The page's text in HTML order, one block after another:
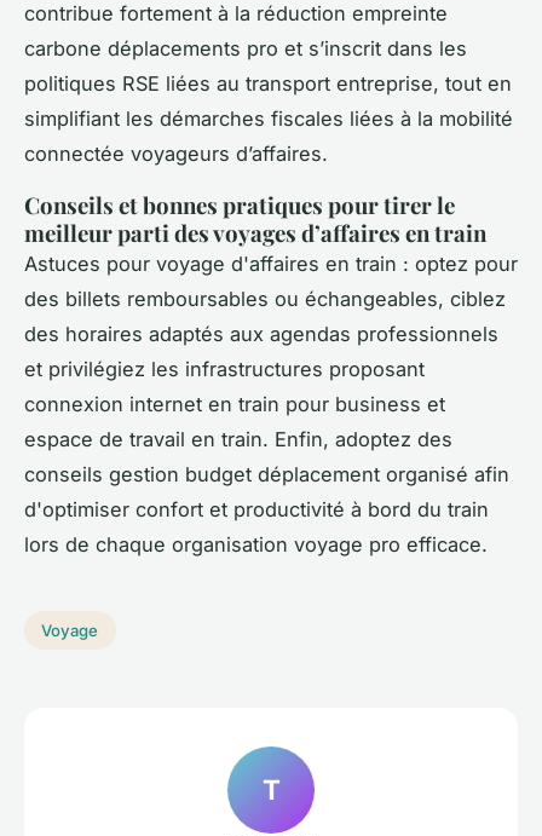
contribue fortement à la réduction empreinte
carbone déplacements pro et s’inscrit dans les
politiques RSE liées au transport entreprise, tout en
simplifiant les démarches fiscales liées à la mobilité
connectée voyageurs d’affaires.
Conseils et bonnes pratiques pour tirer le
meilleur parti des voyages d’affaires en train
Astuces pour voyage d'affaires en train : optez pour
des billets remboursables ou échangeables, ciblez
des horaires adaptés aux agendas professionnels
et privilégiez les infrastructures proposant
connexion internet en train pour business et
espace de travail en train. Enfin, adoptez des
conseils gestion budget déplacement organisé afin
d'optimiser confort et productivité à bord du train
lors de chaque organisation voyage pro efficace.
Voyage
T